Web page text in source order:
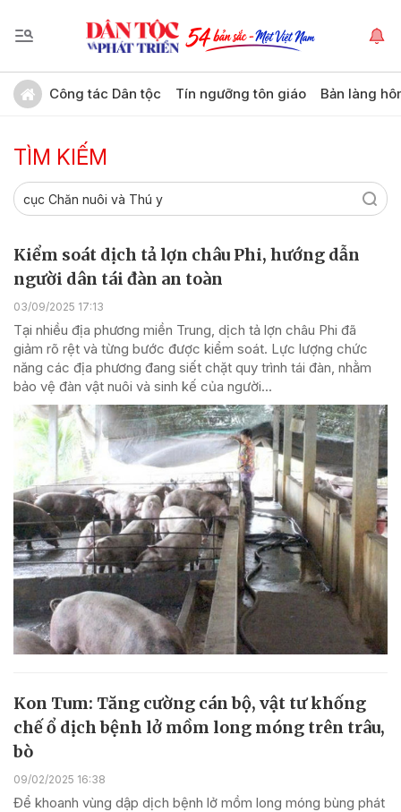
Công tác Dân tộc Tín ngưỡng tôn giáo Bản làng
TÌM KIẾM
Kiểm soát dịch tả lợn châu Phi, hướng dẫn
người dân tái đàn an toàn
03/09/2025 17:13
Tại nhiều địa phương miền Trung, dịch tả lợn châu Phi đã
giảm rõ rệt và từng bước được kiểm soát. Lực lượng chức
năng các địa phương đang siết chặt quy trình tái đàn, nhằm
bảo vệ đàn vật nuôi và sinh kế của người...
Kon Tum: Tăng cường cán bộ, vật tư khống
chế ổ dịch bệnh lở mồm long móng trên trâu,
bò
09/02/2025 16:38
Để khoanh vùng dập dịch bệnh lở mồm long móng bùng phát